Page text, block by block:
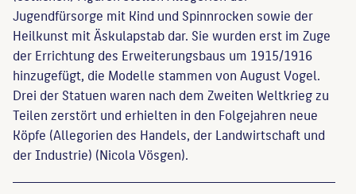
Jugendfürsorge mit Kind und Spinnrocken sowie der
Heilkunst mit Äskulapstab dar. Sie wurden erst im Zuge
der Errichtung des Erweiterungsbaus um 1915/1916
hinzugefügt, die Modelle stammen von August Vogel.
Drei der Statuen waren nach dem Zweiten Weltkrieg zu
Teilen zerstört und erhielten in den Folgejahren neue
Köpfe (Allegorien des Handels, der Landwirtschaft und
der Industrie) (Nicola Vösgen).